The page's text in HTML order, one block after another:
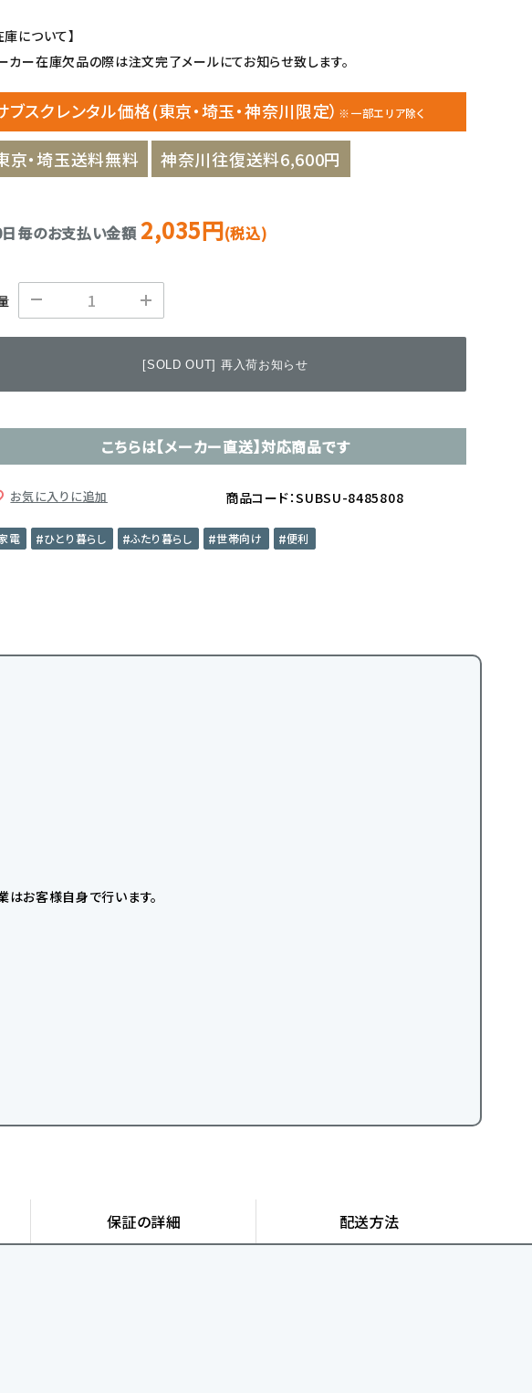
庫について】
カー在庫欠品の際は注文完了メールにてお知らせ致します。
ブスクレンタル価格(東京・埼玉・神奈川限定） ※一部エリア除く
京・埼玉送料無料 神奈川往復送料6,600円
毎のお支払い金額2,035円(税込)
[SOLD OUT] 再入荷お知らせ
こちらは【メーカー直送】対応商品です
お気に入りに追加 商品コード：SUBSU-8485808
電 ひとり暮らし ふたり暮らし 世帯向け 便利
お客様自身で行います。
保証の詳細 配送方法